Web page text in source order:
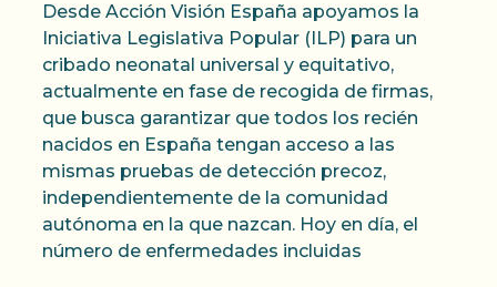
Desde Acción Visión España apoyamos la
Iniciativa Legislativa Popular (ILP) para un
cribado neonatal universal y equitativo,
actualmente en fase de recogida de firmas,
que busca garantizar que todos los recién
nacidos en España tengan acceso a las
mismas pruebas de detección precoz,
independientemente de la comunidad
autónoma en la que nazcan. Hoy en día, el
número de enfermedades incluidas